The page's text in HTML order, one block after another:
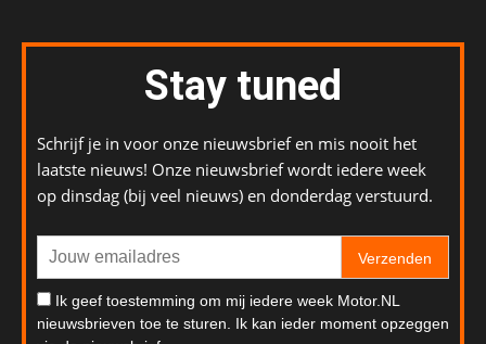
Stay tuned
Schrijf je in voor onze nieuwsbrief en mis nooit het
laatste nieuws! Onze nieuwsbrief wordt iedere week
op dinsdag (bij veel nieuws) en donderdag verstuurd.
Verzenden
Ik geef toestemming om mij iedere week Motor.NL
nieuwsbrieven toe te sturen. Ik kan ieder moment opzeggen